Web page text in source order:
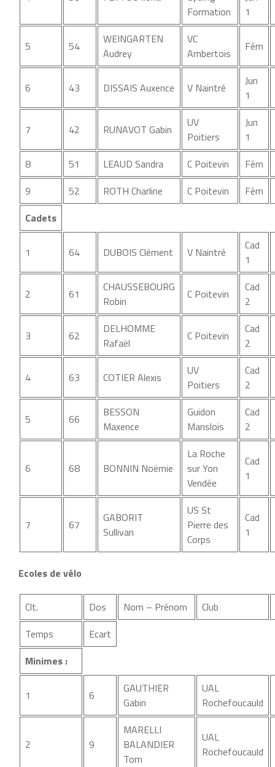
Formation
1
5 54
WEINGARTEN
Audrey
VC
Ambertois
Fém
6 43 DISSAIS Auxence V Naintré
Jun
1
7 42 RUNAVOT Gabin
UV
Poitiers
Jun
1
8
51 LEAUD Sandra C Poitevin
Fém
9
52 ROTH Charline C Poitevin
Fém
Cadets
1 64 DUBOIS Clément V Naintré
Cad
1
2 61
CHAUSSEBOURG
Robin
C Poitevin
Cad
2
3 62
DELHOMME
Rafaël
C Poitevin
Cad
2
4 63 COTIER Alexis
UV
Poitiers
Cad
2
5 66
BESSON
Maxence
Guidon
Manslois
Cad
2
6 68 BONNIN Noëmie
La Roche
sur Yon
Vendée
Cad
1
7 67
GABORIT
Sullivan
US St
Pierre des
Corps
Cad
1
Ecoles de vélo
Clt. Dos Nom – Prénom
Club
Temps
Ecart
Minimes :
1 6
GAUTHIER
Gabin
UAL
Rochefoucauld
2 9
MARELLI
BALANDIER
Tom
UAL
Rochefoucauld